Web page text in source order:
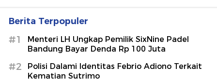
Berita Terpopuler
#1
Menteri LH Ungkap Pemilik SixNine Padel
Bandung Bayar Denda Rp 100 Juta
#2
Polisi Dalami Identitas Febrio Adiono Terkait
Kematian Sutrimo